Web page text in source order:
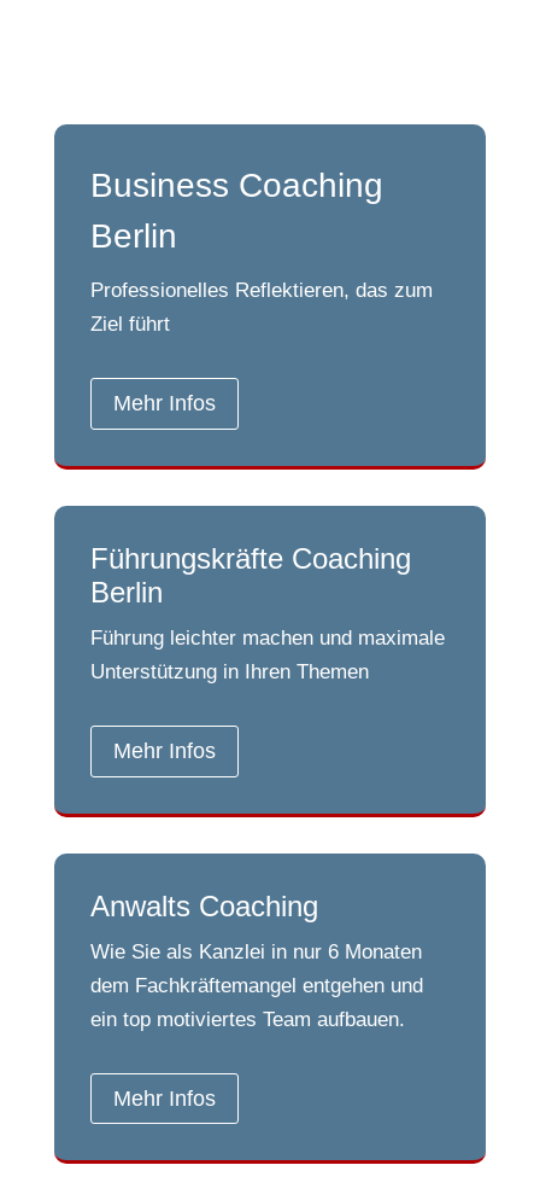
Business Coaching
Berlin
Professionelles Reflektieren, das zum
Ziel führt
Mehr Infos
Führungskräfte Coaching
Berlin
Führung leichter machen und maximale
Unterstützung in Ihren Themen
Mehr Infos
Anwalts Coaching
Wie Sie als Kanzlei in nur 6 Monaten
dem Fachkräftemangel entgehen und
ein top motiviertes Team aufbauen.
Mehr Infos